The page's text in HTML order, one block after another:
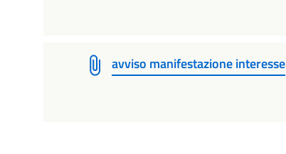
avviso manifestazione interesse